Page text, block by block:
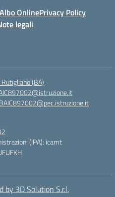
Albo OnlinePrivacy Policy
legali
(BA)
BAIC897002@pec.istruzione.it
(IPA): icamt
by 3D Solution S.r.l.